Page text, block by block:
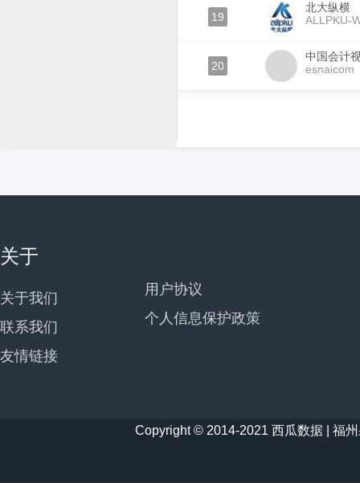
19
北大纵横
ALLPKU-
20
中国会计
esnaicom
关于
关于我们
联系我们
友情链接
用户协议
个人信息保护政策
Copyright © 2014-2021 西瓜数据 | 福